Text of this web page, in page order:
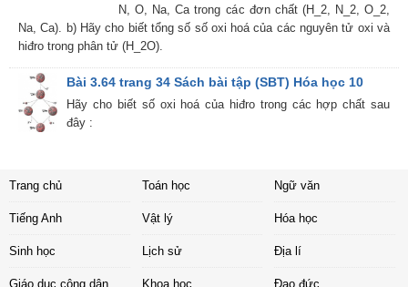
N, O, Na, Ca trong các đơn chất (H_2, N_2, O_2,
Na, Ca). b) Hãy cho biết tổng số số oxi hoá của các nguyên tử oxi và
hiđro trong phân tử (H_2O).
Bài 3.64 trang 34 Sách bài tập (SBT) Hóa học 10
Hãy cho biết số oxi hoá của hiđro trong các hợp chất sau
đây :
Trang chủ Toán học Ngữ văn
Tiếng Anh Vật lý Hóa học
Sinh học Lịch sử Địa lí
Giáo dục công dân Khoa học Đạo đức